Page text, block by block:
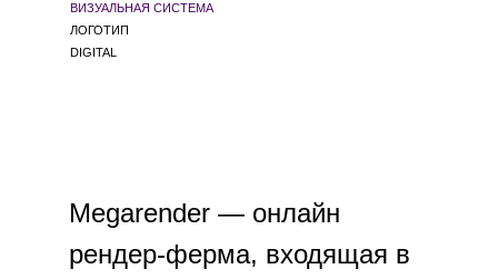
Megarender — онлайн
рендер-ферма, входящая в
ВИЗУАЛЬНАЯ СИСТЕМА
ЛОГОТИП
DIGITAL